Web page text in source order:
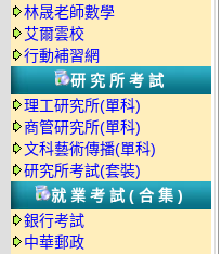
林晟老師數學
艾爾雲校
行動補習網
研究所考試
理工研究所(單科)
商管研究所(單科)
文科藝術傳播(單科)
研究所考試(套裝)
就業考試(合集)
銀行考試
中華郵政